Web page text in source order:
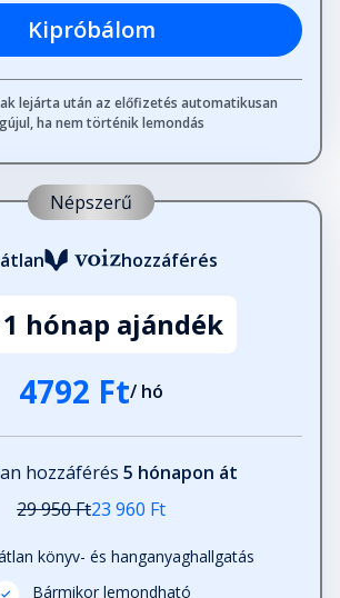
veszedelme
00:04:20
00:06:03
a szigetvári hős
00:04:44
halála
00:03:43
Kipróbálom
lejárta után az előfizetés automatikusan
ha nem történik lemondás
Népszerű
hozzáférés
1 hónap ajándék
4792 Ft/ hó
hozzáférés 5 hónapon át
29 950 Ft23 960 Ft
könyv- és hanganyaghallgatás
Bármikor lemondható